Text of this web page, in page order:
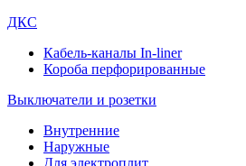
ДКС
Кабель-каналы In-liner
Короба перфорированные
Выключатели и розетки
Внутренние
Наружные
Для электроплит